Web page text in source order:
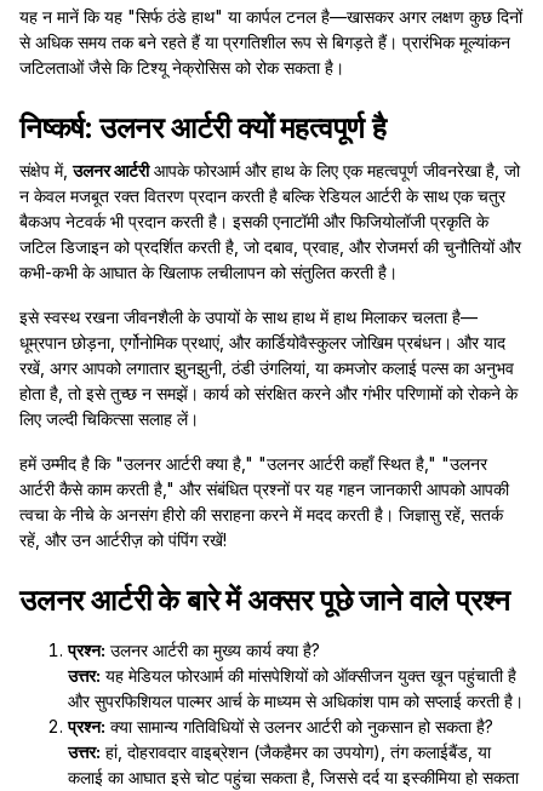
यह न मानें कि यह "सिर्फ ठंडे हाथ" या कार्पल टनल है—खासकर अगर लक्षण कुछ दिनों
से अधिक समय तक बने रहते हैं या प्रगतिशील रूप से बिगड़ते हैं। प्रारंभिक मूल्यांकन
जटिलताओं जैसे कि टिश्यू नेक्रोसिस को रोक सकता है।
निष्कर्ष: उलनर आर्टरी क्यों महत्वपूर्ण है
संक्षेप में,उलनर आर्टरीआपके फोरआर्म और हाथ के लिए एक महत्वपूर्ण जीवनरेखा है, जो
न केवल मजबूत रक्त वितरण प्रदान करती है बल्कि रेडियल आर्टरी के साथ एक चतुर
बैकअप नेटवर्क भी प्रदान करती है। इसकी एनाटॉमी और फिजियोलॉजी प्रकृति के
जटिल डिजाइन को प्रदर्शित करती है, जो दबाव, प्रवाह, और रोजमर्रा की चुनौतियों और
कभी-कभी के आघात के खिलाफ लचीलापन को संतुलित करती है।
इसे स्वस्थ रखना जीवनशैली के उपायों के साथ हाथ में हाथ मिलाकर चलता है—
धूम्रपान छोड़ना, एर्गोनोमिक प्रथाएं, और कार्डियोवैस्कुलर जोखिम प्रबंधन। और याद
रखें, अगर आपको लगातार झुनझुनी, ठंडी उंगलियां, या कमजोर कलाई पल्स का अनुभव
होता है, तो इसे तुच्छ न समझें। कार्य को संरक्षित करने और गंभीर परिणामों को रोकने के
लिए जल्दी चिकित्सा सलाह लें।
हमें उम्मीद है कि "उलनर आर्टरी क्या है," "उलनर आर्टरी कहाँ स्थित है," "उलनर
आर्टरी कैसे काम करती है," और संबंधित प्रश्नों पर यह गहन जानकारी आपको आपकी
त्वचा के नीचे के अनसंग हीरो की सराहना करने में मदद करती है। जिज्ञासु रहें, सतर्क
रहें, और उन आर्टरीज़ को पंपिंग रखें!
उलनर आर्टरी के बारे में अक्सर पूछे जाने वाले प्रश्न
प्रश्न: उलनर आर्टरी का मुख्य कार्य क्या है?
उत्तर: यह मेडियल फोरआर्म की मांसपेशियों को ऑक्सीजन युक्त खून पहुंचाती है
और सुपरफिशियल पाल्मर आर्च के माध्यम से अधिकांश पाम को सप्लाई करती है।
प्रश्न: क्या सामान्य गतिविधियों से उलनर आर्टरी को नुकसान हो सकता है?
उत्तर: हां, दोहरावदार वाइब्रेशन (जैकहैमर का उपयोग), तंग कलाईबैंड, या
कलाई का आघात इसे चोट पहुंचा सकता है, जिससे दर्द या इस्कीमिया हो सकता